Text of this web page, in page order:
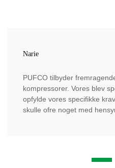
Narie
PUFCO tilbyder
kompressorer. Vores blev
opfylde vores specifikke
skulle ofre noget med